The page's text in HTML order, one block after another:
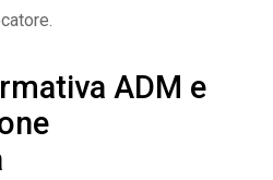
ADM e